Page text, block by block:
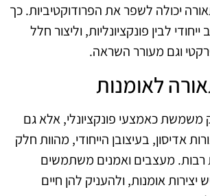
יכולה לשפר את הפרודוקטיביות. כך
לבין פונקציונליות, וליצור חלל
וגם מעורר השראה.
לאומנות
משמשת כאמצעי פונקציונלי, אלא גם
אדיסון, בעיצובן הייחודי, מהוות חלק
רבות. מעצבים ואמנים משתמשים
אומנות, ולהעניק להן חיים